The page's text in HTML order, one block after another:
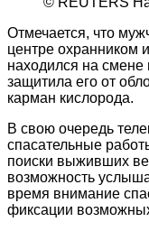
Отмечается, что
центре охранником
находился на
защитила его от
карман кислорода.
В свою очередь
спасательные
поиски выживших
возможность
время внимание
фиксации